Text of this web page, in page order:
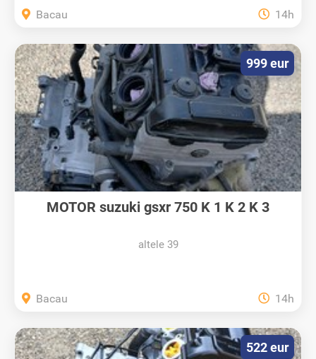
Bacau 14h
MOTOR suzuki gsxr 750 K 1 K 2 K 3
altele 39
999 eur
Bacau 14h
522 eur